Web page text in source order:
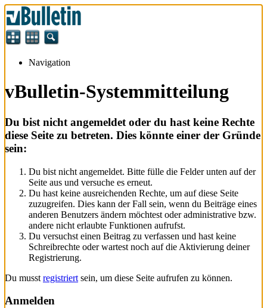
Navigation
vBulletin-Systemmitteilung
Du bist nicht angemeldet oder du hast keine Rechte
diese Seite zu betreten. Dies könnte einer der Gründe
sein:
Du bist nicht angemeldet. Bitte fülle die Felder unten auf der
Seite aus und versuche es erneut.
Du hast keine ausreichenden Rechte, um auf diese Seite
zuzugreifen. Dies kann der Fall sein, wenn du Beiträge eines
anderen Benutzers ändern möchtest oder administrative bzw.
andere nicht erlaubte Funktionen aufrufst.
Du versuchst einen Beitrag zu verfassen und hast keine
Schreibrechte oder wartest noch auf die Aktivierung deiner
Registrierung.
Du musst registriert sein, um diese Seite aufrufen zu können.
Anmelden